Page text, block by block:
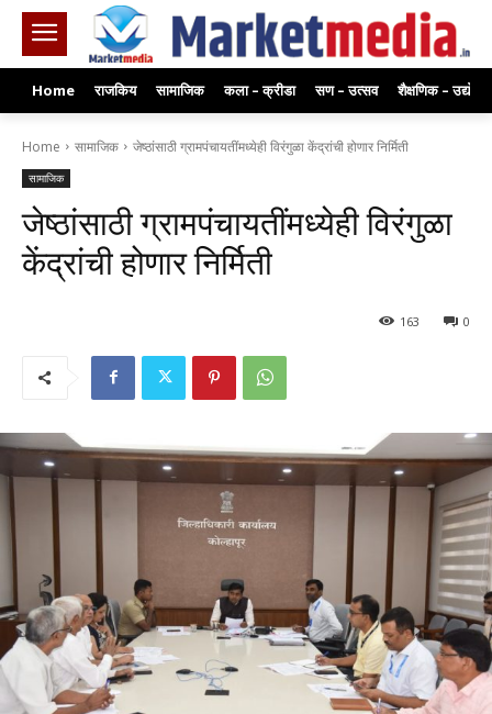
Home राजकिय सामाजिक कला – क्रीडा सण – उत्सव शैक्षणिक – उद्योग
Home सामाजिक जेष्ठांसाठी ग्रामपंचायतींमध्येही विरंगुळा केंद्रांची होणार निर्मिती
सामाजिक
जेष्ठांसाठी ग्रामपंचायतींमध्येही विरंगुळा
केंद्रांची होणार निर्मिती
0
163